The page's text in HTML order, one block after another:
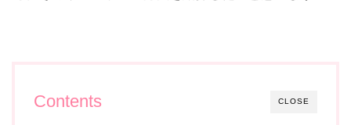
CLOSE
Contents